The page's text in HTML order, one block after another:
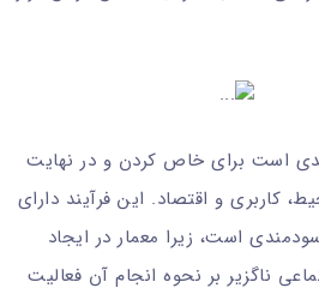
است برای خاص کردن و در نهایت
کاربری و اقتصاد. این فرآیند دارای
است، زیرا معمار در ایجاد
ناگزیر بر نحوه انجام آن فعالیت